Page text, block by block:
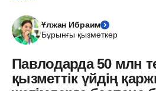
Ұлжан Ибраим
Бұрынғы қызметкер
Павлодарда 50 млн
қызметтік үйдің